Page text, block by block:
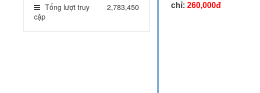
chỉ: 260,000đ
Tổng lượt truy
cập
2,783,450